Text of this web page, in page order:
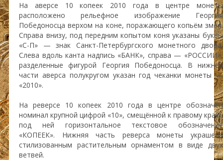
На аверсе 10 копеек 2010 года в центре монеты
расположено рельефное изображение Георгия
Победоносца верхом на коне, поражающего копьём змея.
Справа внизу, под передним копытом коня указаны буквы
«С-П» — знак Санкт-Петербургского монетного двора.
Слева вдоль канта надпись «БАНК», справа — «РОССИИ»,
разделенные фигурой Георгия Победоносца. В нижней
части аверса полукругом указан год чеканки монеты —
«2010».
На реверсе 10 копеек 2010 года в центре обозначен
номинал крупной цифрой «10», смещённой к правому краю,
под ней горизонтальное текстовое обозначение
«КОПЕЕК». Нижняя часть реверса монеты украшена
стилизованным растительным орнаментом в виде двух
ветвей.